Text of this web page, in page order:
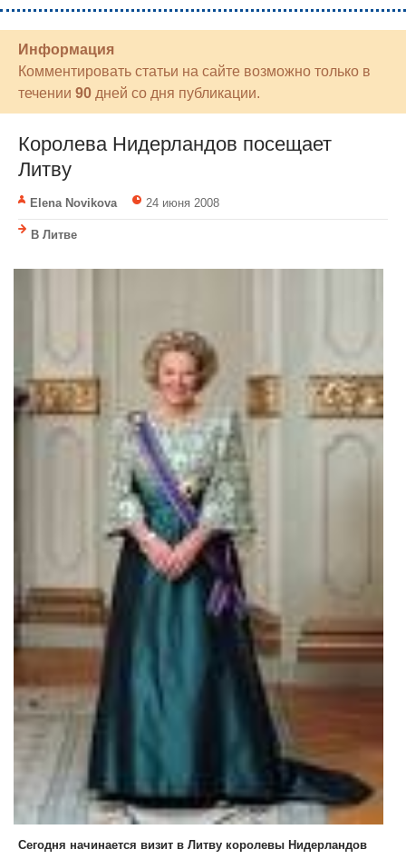
Информация
Комментировать статьи на сайте возможно только в
течении 90 дней со дня публикации.
Королева Нидерландов посещает
Литву
Elena Novikova 24 июня 2008
В Литве
Сегодня начинается визит в Литву королевы Нидерландов